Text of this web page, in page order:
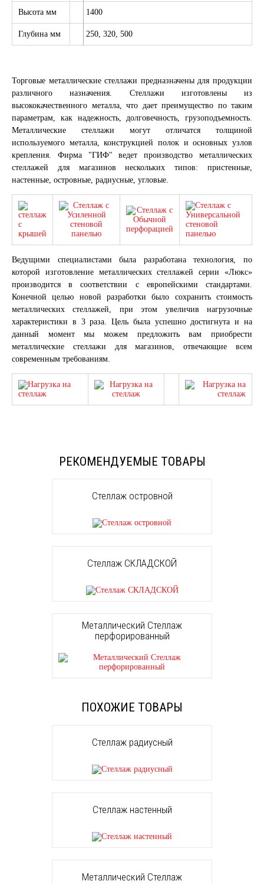
Высота мм 1400
Глубина мм 250, 320, 500
Торговые металлические стеллажи предназначены для продукции
различного назначения. Стеллажи изготовлены из
высококачественного металла, что дает преимущество по таким
параметрам, как надежность, долговечность, грузоподъемность.
Металлические стеллажи могут отличатся толщиной
используемого металла, конструкцией полок и основных узлов
крепления. Фирма "ГИФ" ведет производство металлических
стеллажей для магазинов нескольких типов: пристенные,
настенные, островные, радиусные, угловые.
Ведущими специалистами была разработана технология, по
которой изготовление металлических стеллажей серии «Люкс»
производится в соответствии с европейскими стандартами.
Конечной целью новой разработки было сохранить стоимость
металлических стеллажей, при этом увеличив нагрузочные
характеристики в 3 раза. Цель была успешно достигнута и на
данный момент мы можем предложить вам приобрести
металлические стеллажи для магазинов, отвечающие всем
современным требованиям.
РЕКОМЕНДУЕМЫЕ ТОВАРЫ
Стеллаж островной
Стеллаж СКЛАДСКОЙ
Металлический Стеллаж
перфорированный
ПОХОЖИЕ ТОВАРЫ
Стеллаж радиусный
Стеллаж настенный
Металлический Стеллаж